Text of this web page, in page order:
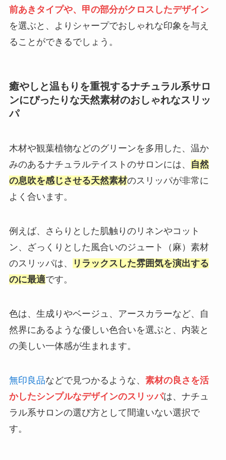
前あきタイプや、甲の部分がクロスしたデザイン
を選ぶと、よりシャープでおしゃれな印象を与え
ることができるでしょう。
癒やしと温もりを重視するナチュラル系サロ
ンにぴったりな天然素材のおしゃれなスリッ
パ
木材や観葉植物などのグリーンを多用した、温か
みのあるナチュラルテイストのサロンには、
自然
の息吹を感じさせる天然素材のスリッパが非常に
よく合います。
例えば、さらりとした肌触りのリネンやコット
ン、ざっくりとした風合いのジュート（麻）素材
のスリッパは、
リラックスした雰囲気を演出する
のに最適です。
色は、生成りやベージュ、アースカラーなど、自
然界にあるような優しい色合いを選ぶと、内装と
の美しい一体感が生まれます。
無印良品などで見つかるような、 素材の良さを活
かしたシンプルなデザインのスリッパは、ナチュ
ラル系サロンの選び方として間違いない選択で
す。